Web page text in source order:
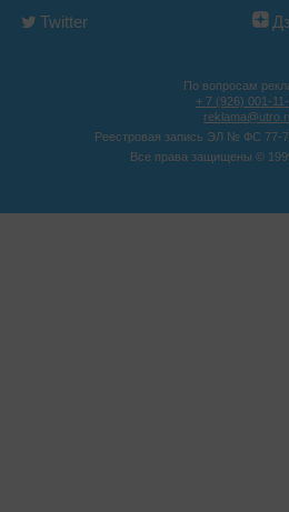
Twitter
По вопросам
+ 7 (926) 001-11-
Реестровая запись ЭЛ № ФС 77-
Все права защищены ©